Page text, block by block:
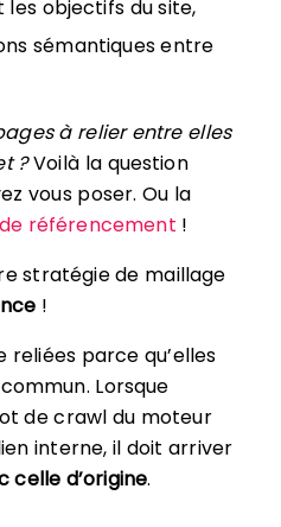
les objectifs du site,
sémantiques entre
à relier entre elles
?Voilà la question
vous poser. Ou la
référencement !
stratégie de maillage
!
reliées parce qu’elles
Lorsque
de crawl du moteur
interne, il doit arriver
celle d’origine.